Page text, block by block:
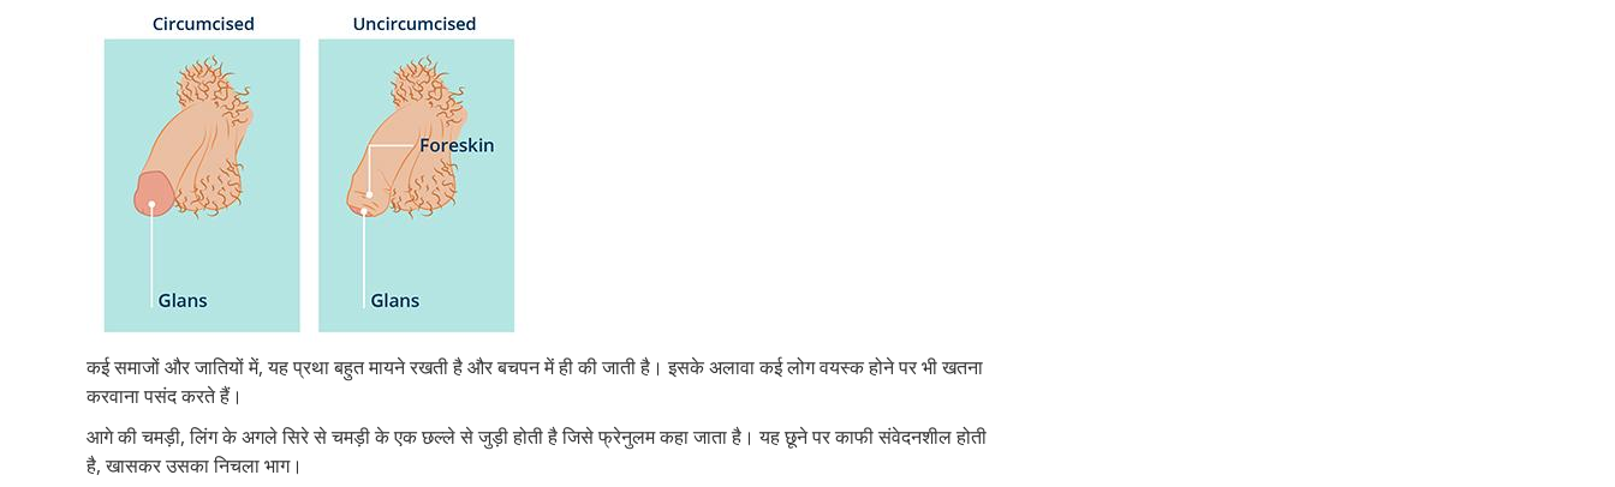
कई समाजों और जातियों में, यह प्रथा बहुत मायने रखती है और बचपन में ही की जाती है। इसके अलावा कई लोग वयस्क होने पर भी खतना
करवाना पसंद करते हैं।
आगे की चमड़ी, लिंग के अगले सिरे से चमड़ी के एक छल्ले से जुड़ी होती है जिसे फ्रेनुलम कहा जाता है। यह छूने पर काफी संवेदनशील होती
है, खासकर उसका निचला भाग।